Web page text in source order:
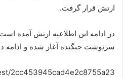
ارتش قرار گرفت.
در ادامه این اطلاعیه ارتش آمده
سرنوشت جنگنده آغاز شده و ادامه
2cc453945cad4e2c8755a23